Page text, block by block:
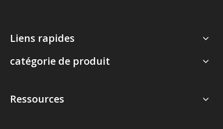
Liens rapides
catégorie de produit
Ressources